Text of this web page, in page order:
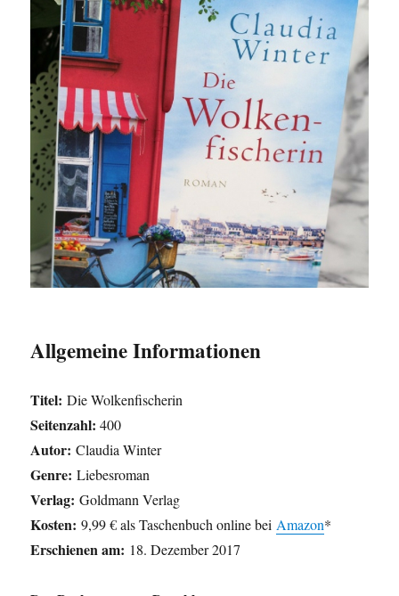
Allgemeine Informationen
Titel: Die Wolkenfischerin
Seitenzahl:400
Autor: Claudia Winter
Genre: Liebesroman
Verlag: Goldmann Verlag
Kosten: 9,99 € als Taschenbuch online bei Amazon*
Erschienen am: 18. Dezember 2017